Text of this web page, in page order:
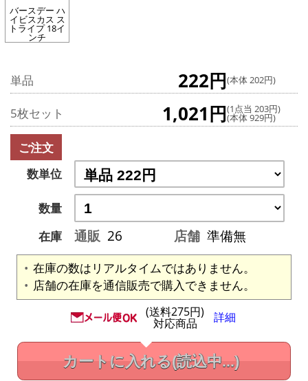
バースデー ハ
イビスカス ス
トライプ 18イ
ンチ
単品 222円(本体 202円)
5枚セット 1,021円(1点当 203円)
(本体 929円)
ご注文
数単位
数量
在庫
通販 26 店舗 準備無
在庫の数はリアルタイムではありません。
店舗の在庫を通信販売で購入できません。
(送料275円)
対応商品 詳細
カートに入れる(読込中...)